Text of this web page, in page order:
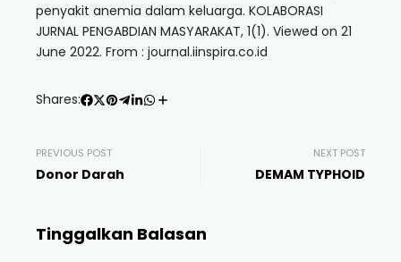
penyakit anemia dalam keluarga. KOLABORASI
JURNAL PENGABDIAN MASYARAKAT, 1(1). Viewed on 21
June 2022. From : journal.iinspira.co.id
Shares:
PREVIOUS POST
Donor Darah
NEXT POST
DEMAM TYPHOID
Tinggalkan Balasan